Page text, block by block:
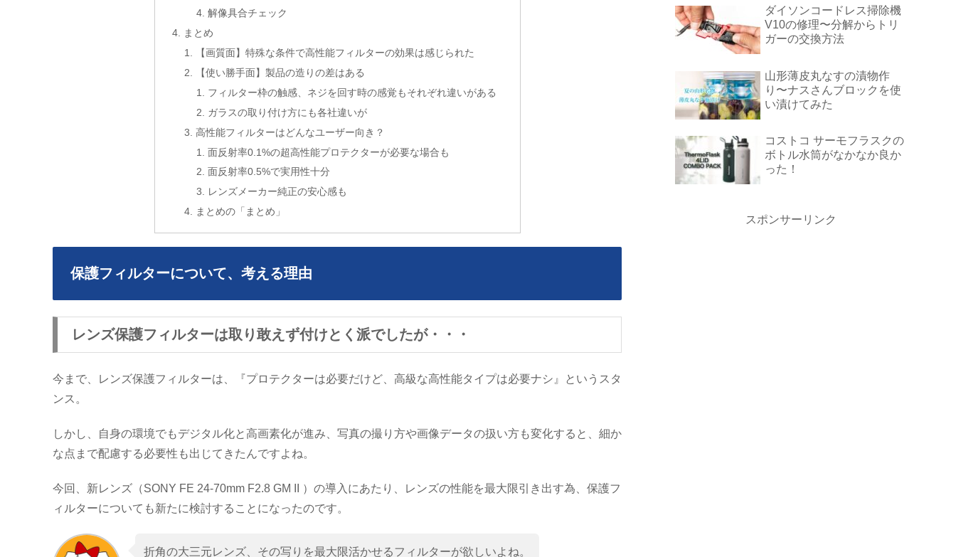
解像具合チェック
まとめ
【画質面】特殊な条件で高性能フィルターの効果は感じられた
【使い勝手面】製品の造りの差はある
フィルター枠の触感、ネジを回す時の感覚もそれぞれ違いがある
ガラスの取り付け方にも各社違いが
高性能フィルターはどんなユーザー向き？
面反射率0.1%の超高性能プロテクターが必要な場合も
面反射率0.5%で実用性十分
レンズメーカー純正の安心感も
まとめの「まとめ」
保護フィルターについて、考える理由
レンズ保護フィルターは取り敢えず付けとく派でしたが・・・
今まで、レンズ保護フィルターは、『プロテクターは必要だけど、高級な高性能タイプは必要ナシ』というスタ
ンス。
しかし、自身の環境でもデジタル化と高画素化が進み、写真の撮り方や画像データの扱い方も変化すると、細か
な点まで配慮する必要性も出じてきたんですよね。
今回、新レンズ（SONY FE 24-70mm F2.8 GM II ）の導入にあたり、レンズの性能を最大限引き出す為、保護フ
ィルターについても新たに検討することになったのです。
折角の大三元レンズ、その写りを最大限活かせるフィルターが欲しいよね。
ダイソンコードレス掃除機
V10の修理〜分解からトリ
ガーの交換方法
山形薄皮丸なすの漬物作
り〜ナスさんブロックを使
い漬けてみた
コストコ サーモフラスクの
ボトル水筒がなかなか良か
った！
スポンサーリンク